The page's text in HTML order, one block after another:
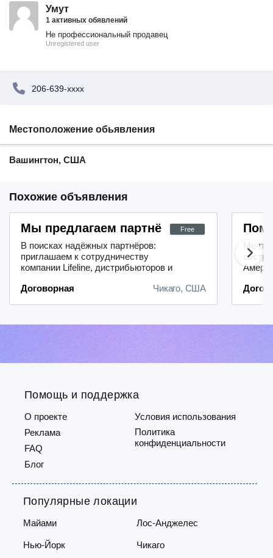
Умут
1 активных обявлений
Не профессиональный продавец
Unregistered user
206-639-xxxx
Местоположение обьявления
Вашингтон, США
Похожие объявления
Free
Договорная Чикаго, США
Мы предлагаем партнёрам
В поисках надёжных партнёров:
приглашаем к сотрудничеству
компании Lifeline, дистрибьюторов и
начала работы: благодаря нашему
включиться в
платежи —...
(RN,
Популярные локации
Майами Лос-Анджелес
Нью-Йорк Чикаго
Помощь и поддержка
О проекте
Реклама
FAQ
Блог
Условия использования
Политика
конфиденциальности